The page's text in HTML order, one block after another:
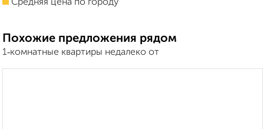
Средняя цена по городу
Похожие предложения рядом
1‑комнатные квартиры недалеко от